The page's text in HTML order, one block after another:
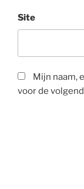
Site
Mijn naam,
voor de